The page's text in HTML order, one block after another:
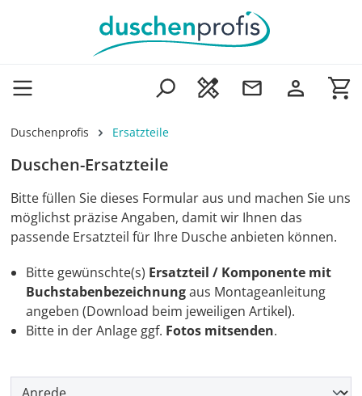
Zum Hauptinhalt springen
Duschenprofis Ersatzteile
Duschen-Ersatzteile
Bitte füllen Sie dieses Formular aus und machen Sie uns
möglichst präzise Angaben, damit wir Ihnen das
passende Ersatzteil für Ihre Dusche anbieten können.
Bitte gewünschte(s) Ersatzteil / Komponente mit
Buchstabenbezeichnungaus Montageanleitung
angeben (Download beim jeweiligen Artikel).
Bitte in der Anlage ggf. Fotos mitsenden.
Anrede*